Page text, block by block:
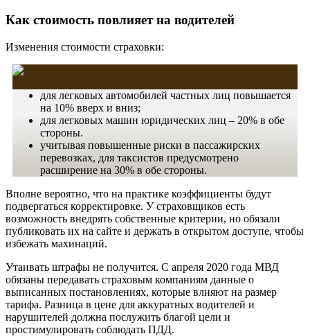
Как стоимость повлияет на водителей
Изменения стоимости страховки:
для легковых автомобилей частных лиц повышается
на 10% вверх и вниз;
для легковых машин юридических лиц – 20% в обе
стороны.
учитывая повышенные риски в пассажирских
перевозках, для таксистов предусмотрено
расширение на 30% в обе стороны.
Вполне вероятно, что на практике коэффициенты будут
подвергаться корректировке. У страховщиков есть
возможность внедрять собственные критерии, но обязали
публиковать их на сайте и держать в открытом доступе, чтобы
избежать махинаций.
Утаивать штрафы не получится. С апреля 2020 года МВД
обязаны передавать страховым компаниям данные о
выписанных постановлениях, которые влияют на размер
тарифа. Разница в цене для аккуратных водителей и
нарушителей должна послужить благой цели и
простимулировать соблюдать ПДД.